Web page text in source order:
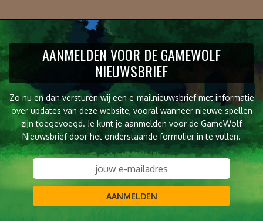
AANMELDEN VOOR DE GAMEWOLF
NIEUWSBRIEF
Zo nu en dan versturen wij een e-mailnieuwsbrief met informatie
over updates van deze website, vooral wanneer nieuwe spellen
zijn toegevoegd. Je kunt je aanmelden voor de GameWolf
Nieuwsbrief door het onderstaande formulier in te vullen.
AANMELDEN